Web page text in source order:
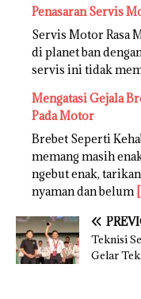
Penasaran Servis
Servis Motor Rasa
di planet ban
servis ini tidak
Mengatasi Gejala
Pada Motor
Brebet Seperti
memang masih
ngebut enak,
nyaman dan belum
Teknisi
Gelar